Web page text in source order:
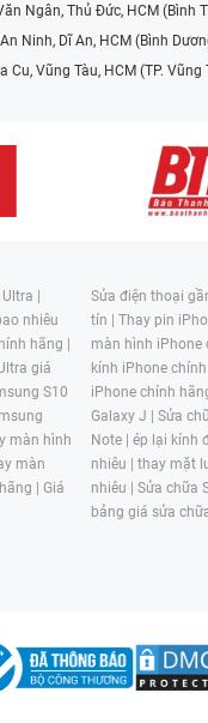
Ngân, Thủ Đức, HCM (Bình
Ninh, Dĩ An, HCM (Bình
Cu, Vũng Tàu, HCM (TP. Vũng
|
nhiêu
hãng |
giá
S10
màn hình
màn
| Giá
Sửa điện thoại
tín | Thay pin
màn hình iPhone
kính iPhone chính
iPhone chính
Galaxy J | Sửa
Note | ép lại kính
nhiêu | thay mặt
nhiêu | Sửa chữa
bảng giá sửa